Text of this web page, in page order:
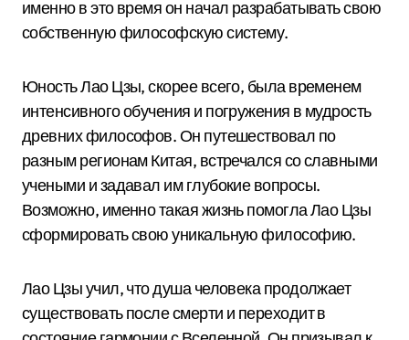
именно в это время он начал разрабатывать свою
собственную философскую систему.
Юность Лао Цзы, скорее всего, была временем
интенсивного обучения и погружения в мудрость
древних философов. Он путешествовал по
разным регионам Китая, встречался со славными
учеными и задавал им глубокие вопросы.
Возможно, именно такая жизнь помогла Лао Цзы
сформировать свою уникальную философию.
Лао Цзы учил, что душа человека продолжает
существовать после смерти и переходит в